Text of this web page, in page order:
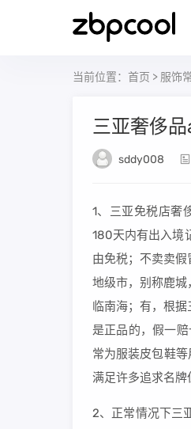
当前位置： 首页 > 服饰
三亚奢侈品
sddy008
1、三亚免税店奢
180天内有出入境
由免税；不卖卖
地级市，别称鹿
临南海；有，根
是正品的，假一
常为服装皮包鞋
满足许多追求名牌
2、正常情况下三